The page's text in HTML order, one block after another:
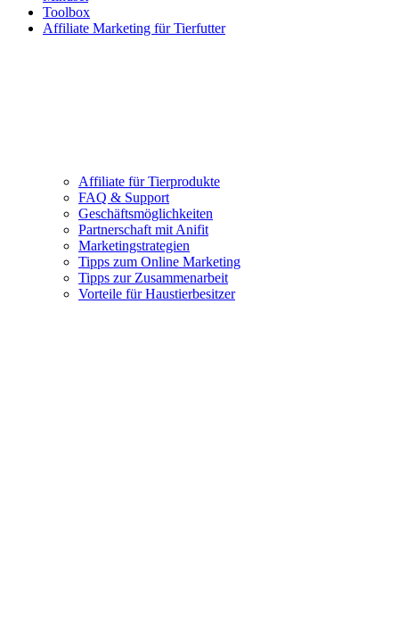
Toolbox
Affiliate Marketing für Tierfutter
Affiliate für Tierprodukte
FAQ & Support
Geschäftsmöglichkeiten
Partnerschaft mit Anifit
Marketingstrategien
Tipps zum Online Marketing
Tipps zur Zusammenarbeit
Vorteile für Haustierbesitzer